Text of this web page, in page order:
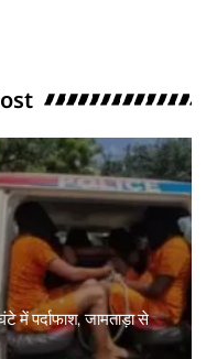
में पर्दाफाश, जामताड़ा से